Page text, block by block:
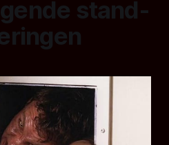
stand-